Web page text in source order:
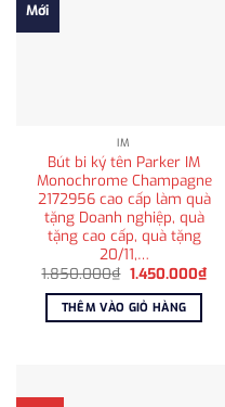
Mới
IM
Bút bi ký tên Parker IM
Monochrome Champagne
2172956 cao cấp làm quà
tặng Doanh nghiệp, quà
tặng cao cấp, quà tặng
20/11,…
1.850.000₫ Giá
là:
1.850.000₫.
1.450.000₫Giá
hiện
THÊM VÀO GIỎ HÀNG